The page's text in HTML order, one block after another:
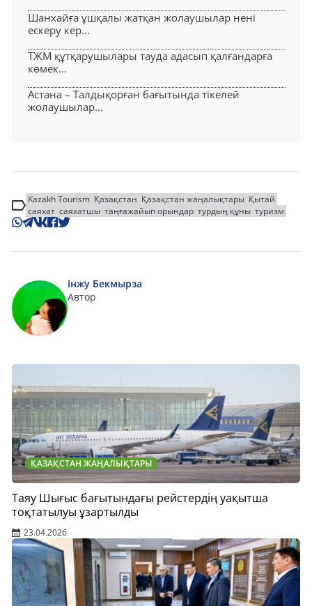
Шанхайға ұшқалы жатқан жолаушылар нені
ескеру кер...
ТЖМ құтқарушылары тауда адасып қалғандарға
көмек...
Астана – Талдықорған бағытында тікелей
жолаушылар...
Kazakh Tourism Қазақстан Қазақстан жаңалықтары Қытай
саяхат саяхатшы таңғажайып орындар турдың құны туризм
Інжу Бекмырза
Автор
ҚАЗАҚСТАН ЖАҢАЛЫҚТАРЫ
Таяу Шығыс бағытындағы рейстердің уақытша
тоқтатылуы ұзартылды
23.04.2026